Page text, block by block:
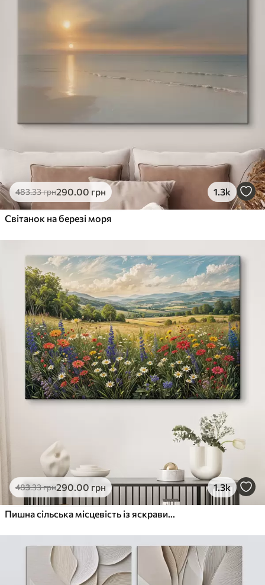
483.33грн290.00 грн 1.3k
Світанок на березі моря
483.33грн290.00 грн 1.3k
Пишна сільська місцевість із яскравим лугом диких квітів, наповненим різнокольоровими квітами під хмарним небом